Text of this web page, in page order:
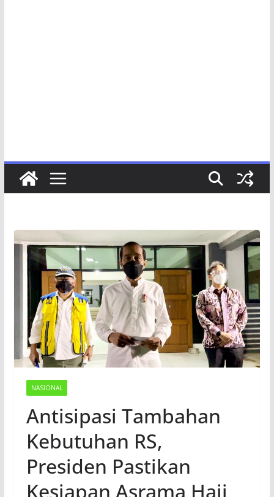
NASIONAL
Antisipasi Tambahan
Kebutuhan RS,
Presiden Pastikan
Kesiapan Asrama Haji